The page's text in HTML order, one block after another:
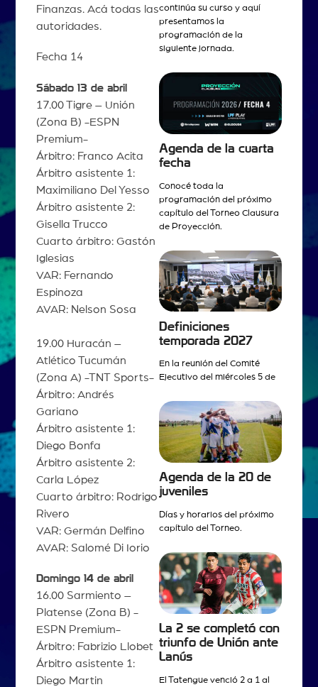
Finanzas. Acá todas las
autoridades.
Fecha 14
Sábado 13 de abril
17.00 Tigre – Unión
(Zona B) -ESPN
Premium-
Árbitro: Franco Acita
Árbitro asistente 1:
Maximiliano Del Yesso
Árbitro asistente 2:
Gisella Trucco
Cuarto árbitro: Gastón
Iglesias
VAR: Fernando
Espinoza
AVAR: Nelson Sosa
19.00 Huracán –
Atlético Tucumán
(Zona A) -TNT Sports-
Árbitro: Andrés
Gariano
Árbitro asistente 1:
Diego Bonfa
Árbitro asistente 2:
Carla López
Cuarto árbitro: Rodrigo
Rivero
VAR: Germán Delfino
AVAR: Salomé Di Iorio
Domingo 14 de abril
16.00 Sarmiento –
Platense (Zona B) -
ESPN Premium-
Árbitro: Fabrizio Llobet
Árbitro asistente 1:
Diego Martin
continúa su curso y aquí
presentamos la
programación de la
siguiente jornada.
Agenda de la cuarta
fecha
Conocé toda la
programación del próximo
capítulo del Torneo Clausura
de Proyección.
Definiciones
temporada 2027
En la reunión del Comité
Ejecutivo del miércoles 5 de
Agenda de la 20 de
juveniles
Días y horarios del próximo
capítulo del Torneo.
La 2 se completó con
triunfo de Unión ante
Lanús
El Tatengue venció 2 a 1 al